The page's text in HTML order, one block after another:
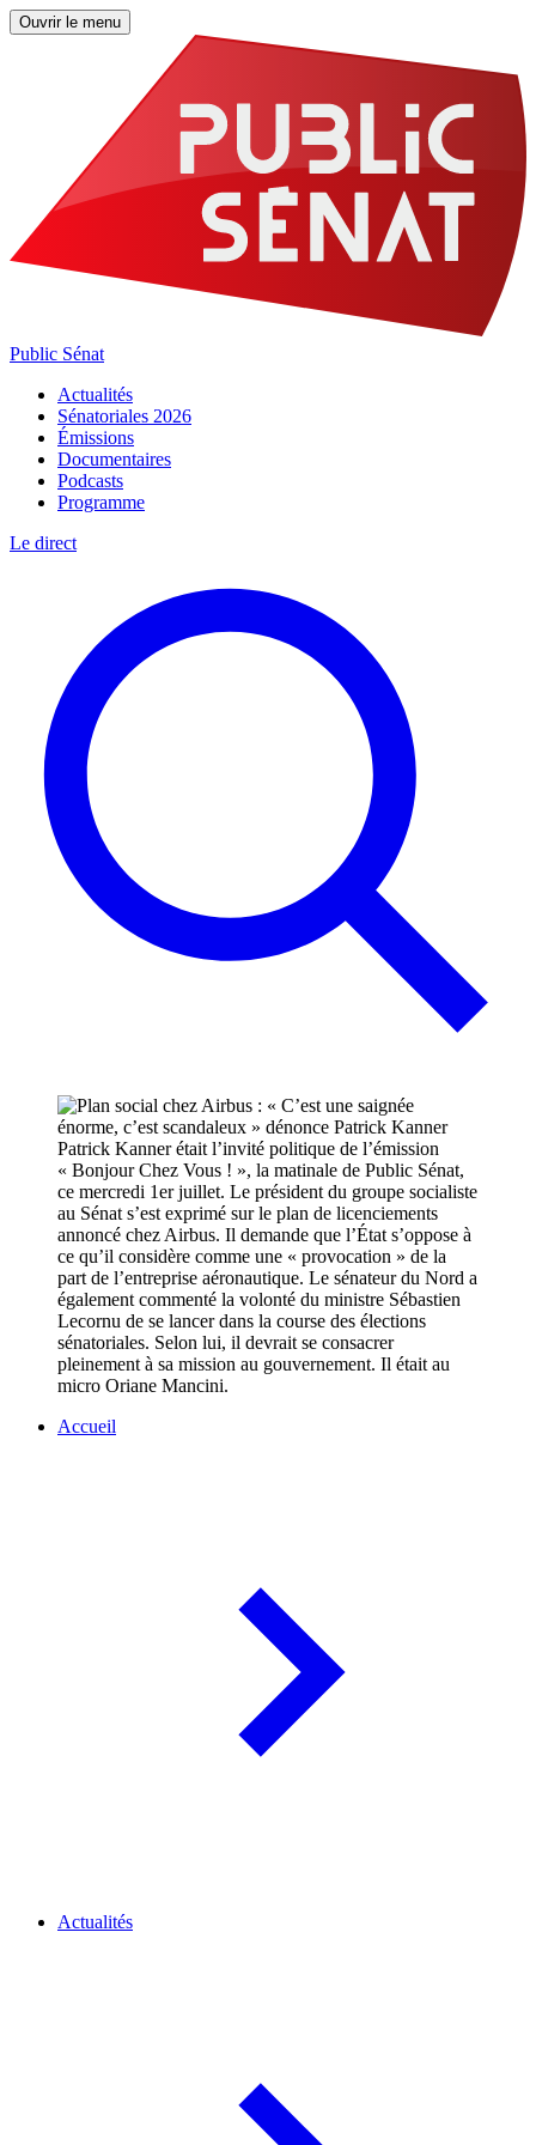
Ouvrir le menu
Public Sénat
Actualités
Sénatoriales 2026
Émissions
Documentaires
Podcasts
Programme
Le direct
Patrick Kanner était l’invité politique de l’émission
« Bonjour Chez Vous ! », la matinale de Public Sénat,
ce mercredi 1er juillet. Le président du groupe socialiste
au Sénat s’est exprimé sur le plan de licenciements
annoncé chez Airbus. Il demande que l’État s’oppose à
ce qu’il considère comme une « provocation » de la
part de l’entreprise aéronautique. Le sénateur du Nord a
également commenté la volonté du ministre Sébastien
Lecornu de se lancer dans la course des élections
sénatoriales. Selon lui, il devrait se consacrer
pleinement à sa mission au gouvernement. Il était au
micro Oriane Mancini.
Accueil
Actualités